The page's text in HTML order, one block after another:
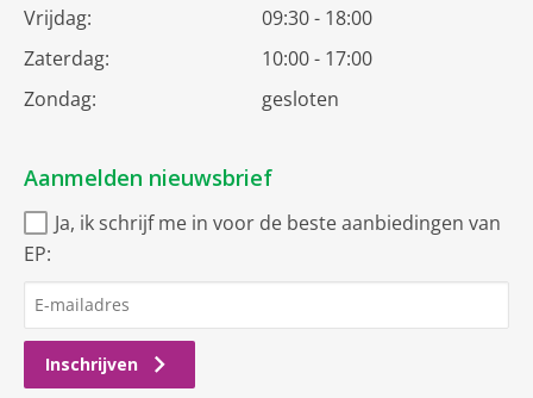
Vrijdag:
09:30 - 18:00
Zaterdag:
10:00 - 17:00
Zondag:
gesloten
Aanmelden nieuwsbrief
Ja, ik schrijf me in voor de beste aanbiedingen van
EP:
Inschrijven